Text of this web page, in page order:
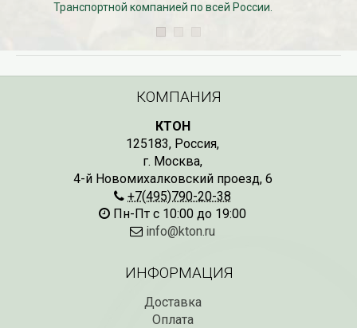
Транспортной компанией по всей России.
КОМПАНИЯ
КТОН
125183, Россия,
г. Москва,
4-й Новомихалковский проезд, 6
+7(495)790-20-38
Пн-Пт с 10:00 до 19:00
info@kton.ru
ИНФОРМАЦИЯ
Доставка
Оплата